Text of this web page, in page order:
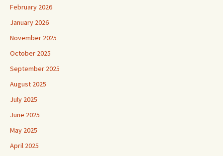
February 2026
January 2026
November 2025
October 2025
September 2025
August 2025
July 2025
June 2025
May 2025
April 2025